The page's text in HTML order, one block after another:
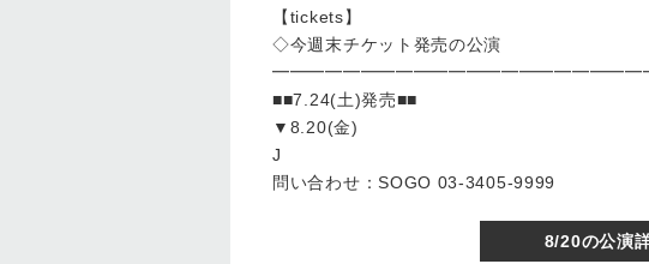
【tickets】
◇今週末チケット発売の公演
■■7.24(土)発売■■
▼8.20(金)
J
問い合わせ：SOGO 03-3405-9999
8/20の公演